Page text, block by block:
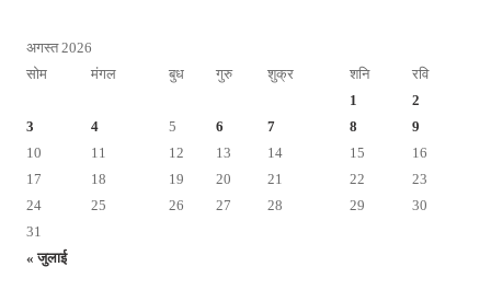
अगस्त 2026
सोम
मंगल बुध गुरु शुक्र शनि रवि
« जुलाई
1
2
3
4 5 6 7 8
9
10
11 12 13 14 15
16
17
18 19 20 21 22
23
24
25 26 27 28 29
30
31